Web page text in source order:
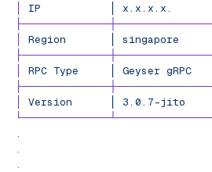
IP x.x.x.x.
Region singapore
RPC Type Geyser gRPC
Version 3.0.7-jito
.
.
.